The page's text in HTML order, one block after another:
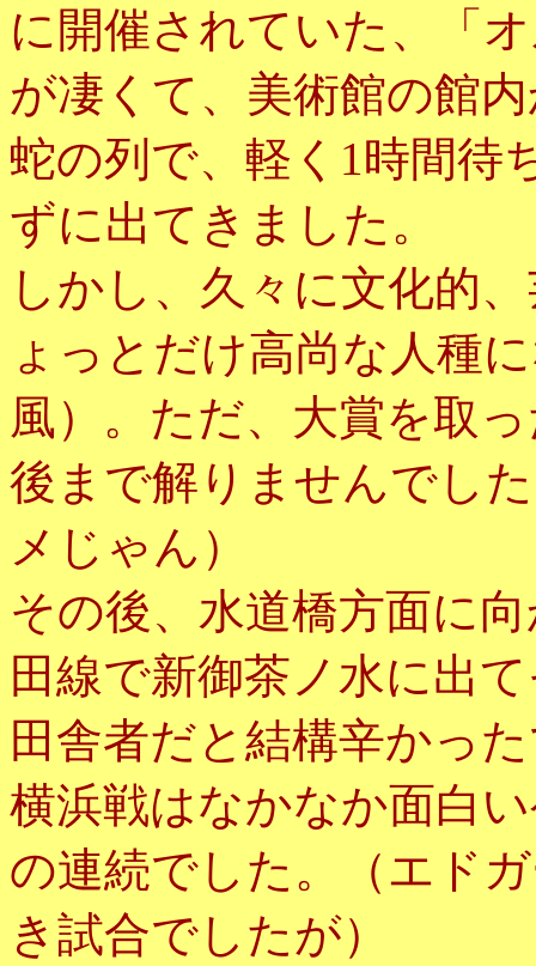
に開催されていた、「
が凄くて、美術館の館
蛇の列で、軽く1時間待
ずに出てきました。
しかし、久々に文化的
ょっとだけ高尚な人種
風）。ただ、大賞を取
後まで解りませんでし
メじゃん）
その後、水道橋方面に
田線で新御茶ノ水に出
田舎者だと結構辛かっ
横浜戦はなかなか面白
の連続でした。（エド
き試合でしたが）